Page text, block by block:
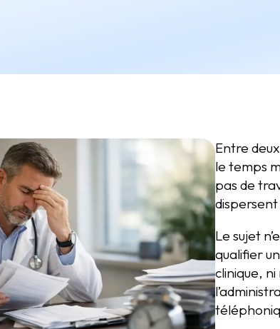
Entre
le temps
pas de
Le sujet
qualifier
clinique,